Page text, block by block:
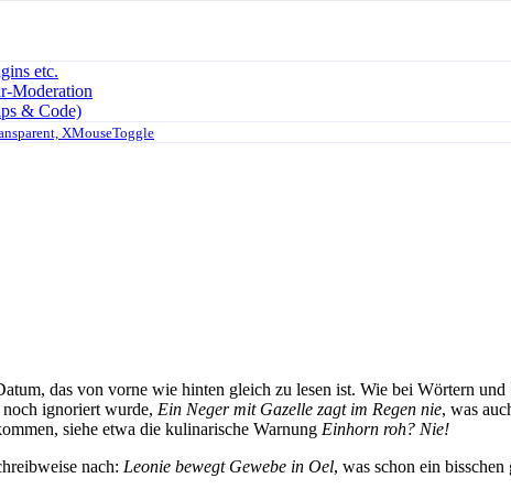
etc.
Moderation
& Code)
XMouseToggle
das von vorne wie hinten gleich zu lesen ist. Wie bei Wörtern und
ignoriert wurde, Ein Neger mit Gazelle zagt im Regen nie, was
siehe etwa die kulinarische Warnung Einhorn roh? Nie!
nach: Leonie bewegt Gewebe in Oel, was schon ein